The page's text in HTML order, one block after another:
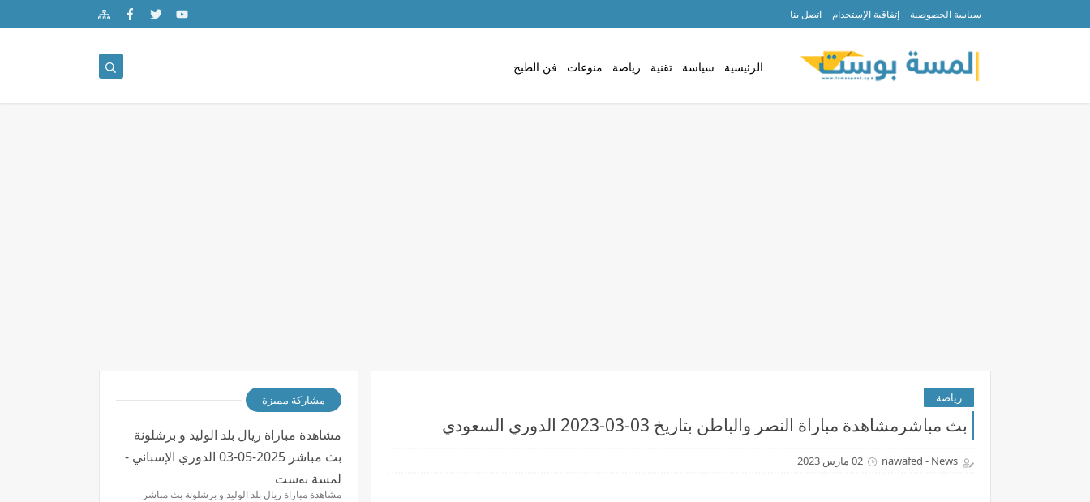
سياسة الخصوصية إتفاقية الإستخدام اتصل بنا
الرئيسية سياسة تقنية رياضة منوعات فن الطبخ
رياضة
بث مباشرمشاهدة مباراة النصر والباطن بتاريخ 03-03-2023 الدوري السعودي
nawafed - News 02 مارس 2023
مشاركة مميزة
مشاهدة مباراة ريال بلد الوليد و برشلونة
بث مباشر 2025-05-03 الدوري الإسباني -
لمسة بوست
مشاهدة مباراة ريال بلد الوليد و برشلونة بث مباشر